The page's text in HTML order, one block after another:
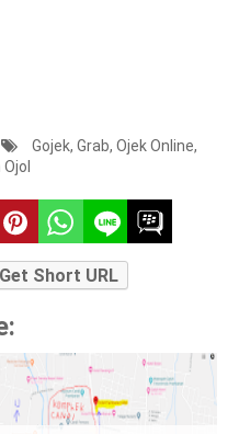
Gojek, Grab, Ojek Online,
Get Short URL